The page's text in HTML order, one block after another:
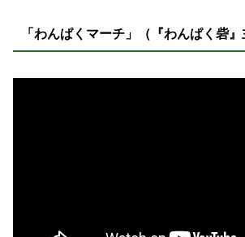
「わんぱくマーチ」（『わんぱく砦』